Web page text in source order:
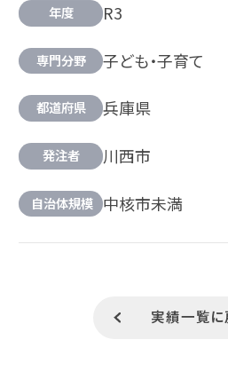
年度 R3
専門分野 子ども・子育て
都道府県 兵庫県
発注者 川西市
自治体規模 中核市未満
実績一覧に